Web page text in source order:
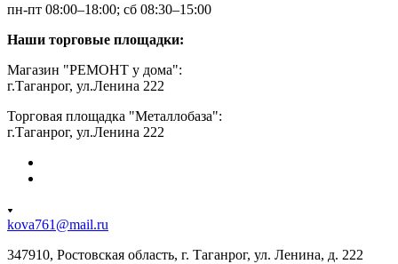
пн-пт 08:00–18:00; сб 08:30–15:00
Наши торговые площадки:
Магазин "РЕМОНТ у дома":
г.Таганрог, ул.Ленина 222
Торговая площадка "Металлобаза":
г.Таганрог, ул.Ленина 222
kova761@mail.ru
347910, Ростовская область, г. Таганрог, ул. Ленина, д. 222